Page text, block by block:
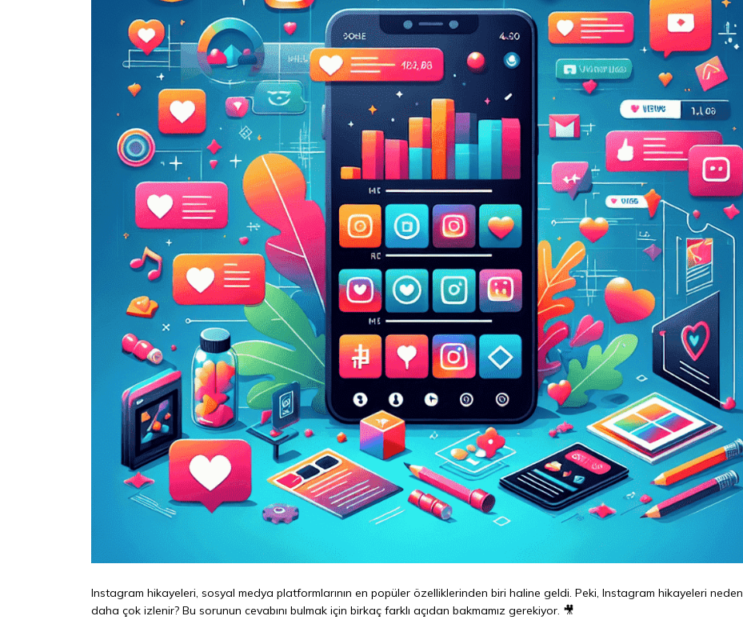
Instagram hikayeleri, sosyal medya platformlarının en popüler özelliklerinden biri haline geldi. Peki, Instagram hikayeleri neden
daha çok izlenir? Bu sorunun cevabını bulmak için birkaç farklı açıdan bakmamız gerekiyor. 🎥